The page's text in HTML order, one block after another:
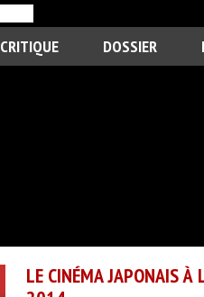
CRITIQUE DOSSIER
LE CINÉMA JAPONAIS À